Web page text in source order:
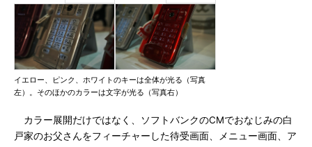
イエロー、ピンク、ホワイトのキーは全体が光る（写真
左）。そのほかのカラーは文字が光る（写真右）
カラー展開だけではなく、ソフトバンクのCMでおなじみの白
戸家のお父さんをフィーチャーした待受画面、メニュー画面、ア